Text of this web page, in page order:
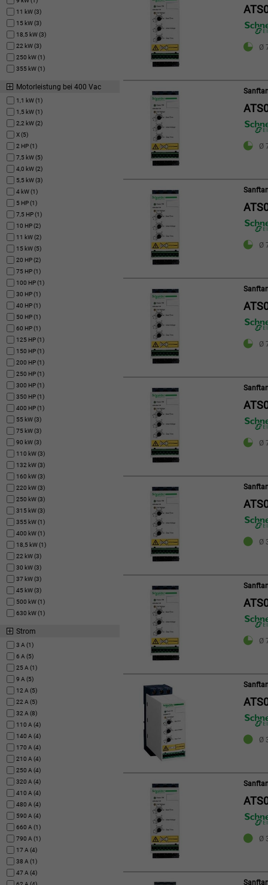
11 kW (3)
15 kW (3)
18,5 kW (3)
22 kW (3)
250 kW (1)
355 kW (1)
Motorleistung bei 400 Vac
1,1 kW (1)
1,5 kW (1)
2,2 kW (2)
X (5)
2 HP (1)
7,5 kW (5)
4,0 kW (2)
5,5 kW (3)
4 kW (1)
5 HP (1)
7,5 HP (1)
10 HP (2)
11 kW (2)
15 kW (5)
20 HP (2)
75 HP (1)
100 HP (1)
30 HP (1)
40 HP (1)
50 HP (1)
60 HP (1)
125 HP (1)
150 HP (1)
200 HP (1)
250 HP (1)
300 HP (1)
350 HP (1)
400 HP (1)
55 kW (3)
75 kW (3)
90 kW (3)
110 kW (3)
132 kW (3)
160 kW (3)
220 kW (3)
250 kW (3)
315 kW (3)
355 kW (1)
400 kW (1)
18,5 kW (1)
22 kW (3)
30 kW (3)
37 kW (3)
45 kW (3)
500 kW (1)
630 kW (1)
Strom
3 A (1)
6 A (5)
25 A (1)
9 A (5)
12 A (5)
22 A (5)
32 A (8)
110 A (4)
140 A (4)
170 A (4)
210 A (4)
250 A (4)
320 A (4)
410 A (4)
480 A (4)
590 A (4)
660 A (1)
790 A (1)
17 A (4)
38 A (1)
47 A (4)
Ø
Ø
Ø
Ø
Ø
Ø
Ø
Ø
Ø